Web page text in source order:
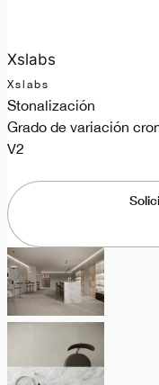
Xslabs
Xslabs
Stonalización
Grado de variación
V2